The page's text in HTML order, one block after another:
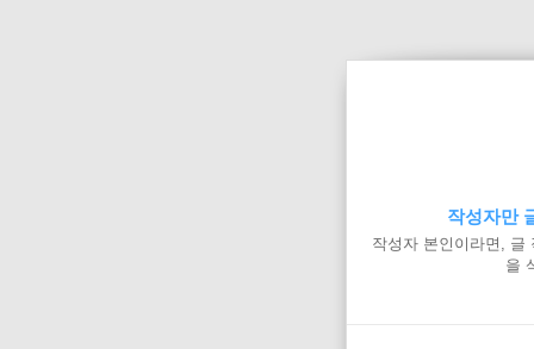
작성자만
작성자 본인이라면, 글
을